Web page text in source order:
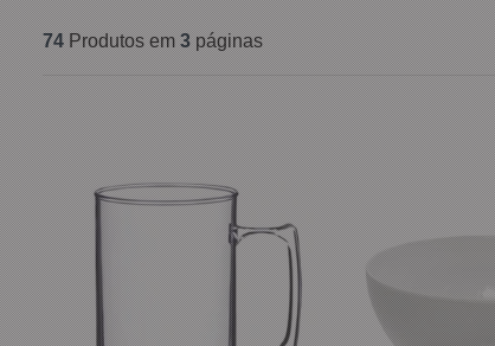
74 Produtos em 3 páginas